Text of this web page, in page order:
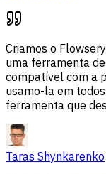
Criamos o
uma ferramenta
compatível com a
usamo-la em
ferramenta que
Taras Shynkarenko